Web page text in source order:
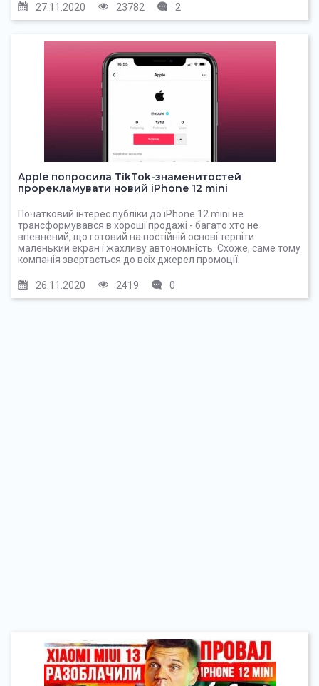
27.11.2020 23782 2
Apple попросила TikTok-знаменитостей
прорекламувати новий iPhone 12 mini
Початковий інтерес публіки до iPhone 12 mini не
трансформувався в хороші продажі - багато хто не
впевнений, що готовий на постійній основі терпіти
маленький екран і жахливу автономність. Схоже, саме тому
компанія звертається до всіх джерел промоції.
26.11.2020 2419 0